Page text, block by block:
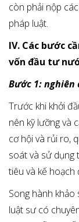
còn phải nộp
pháp luật.
IV. Các bước
vốn đầu tư
Bước 1:
Trước khi khởi
nên kỹ lưỡng và
cơ hội và rủi ro,
soát và sử dụng
tiêu và kế hoạch
Song hành
luật sư có